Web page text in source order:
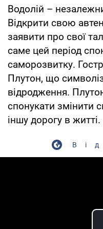
Водолій –
Відкрити свою
заявити про свої
саме цей період
саморозвитку.
Плутон, що
відродження.
спонукати змінити
іншу дорогу в житті.